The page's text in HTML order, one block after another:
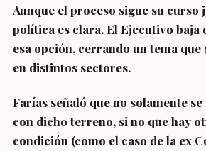
Aunque el proceso sigue su curso
política es clara. El Ejecutivo baja
esa opción, cerrando un tema
en distintos sectores.
Farías señaló que no solamente
con dicho terreno, si no que hay
condición (como el caso de la ex